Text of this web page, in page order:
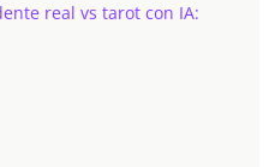
real vs tarot con IA: